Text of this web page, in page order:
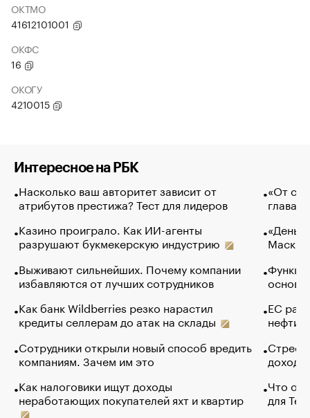
ОКТМО
41612101001
ОКФС
16
ОКОГУ
4210015
Интересное на РБК
Насколько ваш авторитет зависит от
атрибутов престижа? Тест для лидеров
Казино проиграло. Как ИИ-агенты
разрушают букмекерскую индустрию
Выживают сильнейших. Почему компании
избавляются от лучших сотрудников
Как банк Wildberries резко нарастил
кредиты селлерам до атак на склады
Сотрудники открыли новый способ вредить
компаниям. Зачем им это
Как налоговики ищут доходы
неработающих покупателей яхт и квартир
«От
глава
Маск в
основ
ЕС
нефти
Что
для